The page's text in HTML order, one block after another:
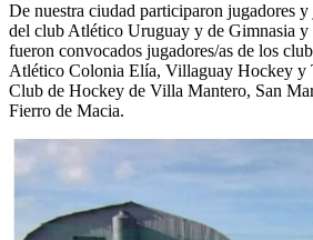
De nuestra ciudad participaron jugadores y
del club Atlético Uruguay y de Gimnasia y
fueron convocados jugadores/as de los
Atlético Colonia Elía, Villaguay Hockey y
Club de Hockey de Villa Mantero, San
Fierro de Macia.